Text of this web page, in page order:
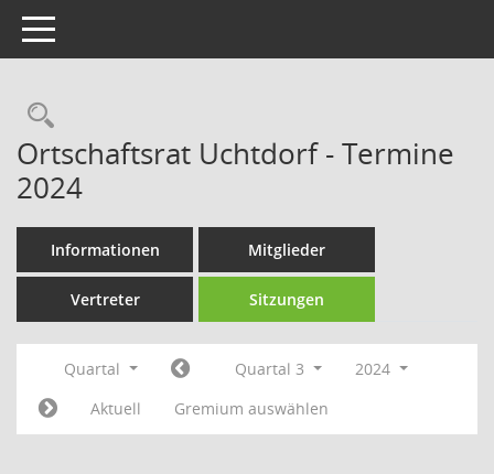
Toggle navigation
Rechercheauswahl
Ortschaftsrat Uchtdorf - Termine
2024
Informationen Mitglieder
Vertreter Sitzungen
Quartal Quartal 3
2024
Aktuell
Gremium auswählen